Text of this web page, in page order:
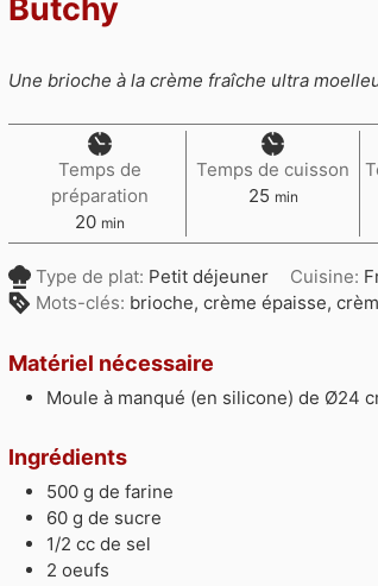
Butchy
Une brioche à la crème fraîche ultra
Temps de
préparation
20minutes
min
Temps de cuisson
25minutes
min
Type de plat: Petit déjeuner Cuisine:
Mots-clés: brioche, crème épaisse,
Matériel nécessaire
Moule à manqué (en silicone) de Ø24
Ingrédients
500 g de farine
60 g de sucre
1/2 cc de sel
2 oeufs